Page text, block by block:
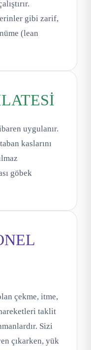
gibi zarif,
(lean
uygulanır.
kaslarını
göbek
çekme, itme,
taklit
Sizi
çıkarken, yük